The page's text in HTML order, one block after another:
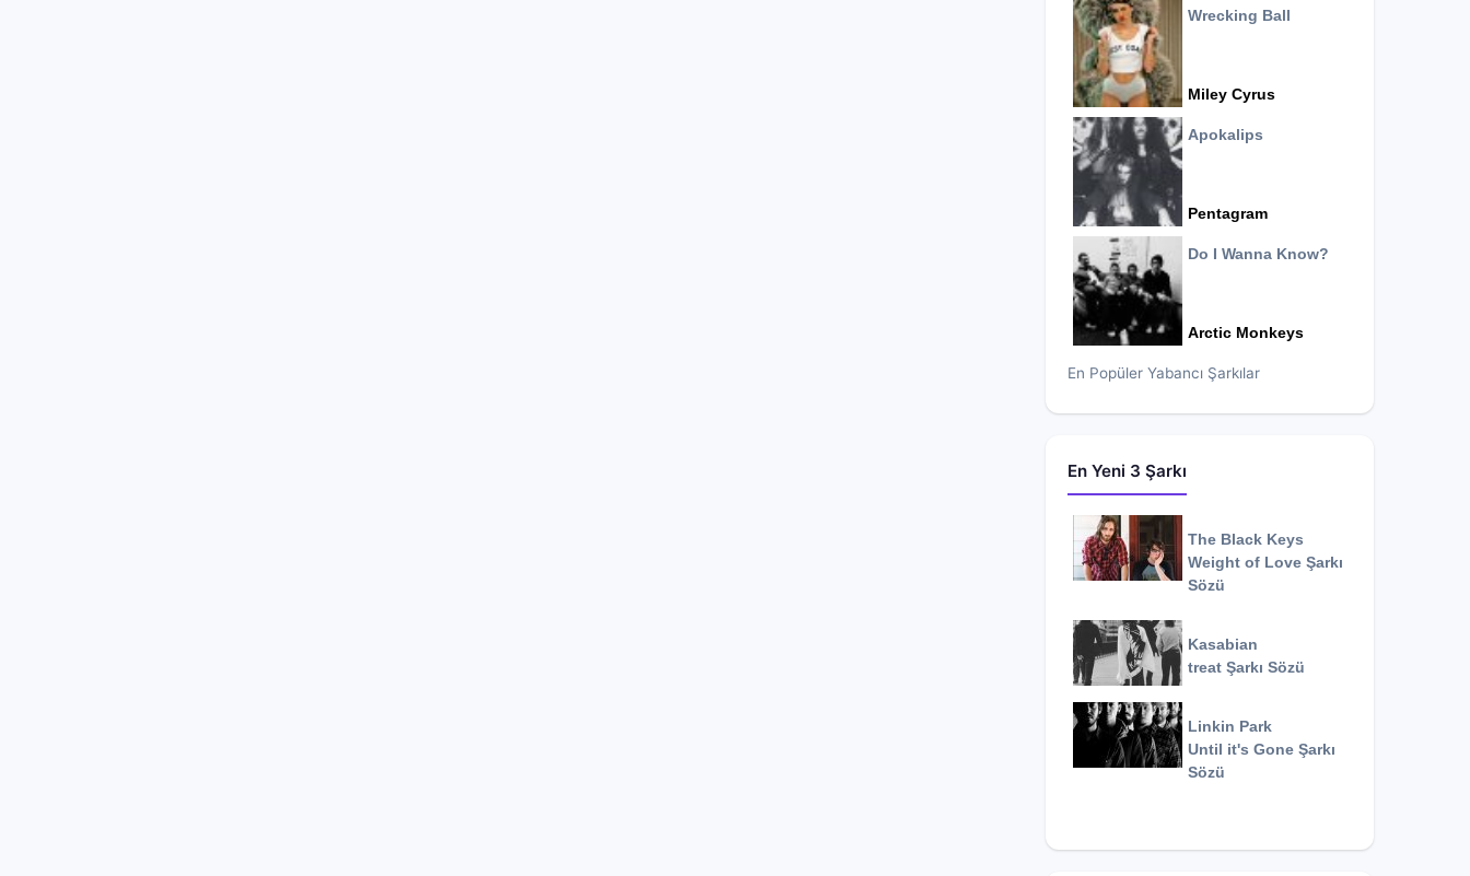
Wrecking Ball
Miley Cyrus
Apokalips
Pentagram
Do I Wanna Know?
Arctic Monkeys
En Popüler Yabancı Şarkılar
En Yeni 3 Şarkı
The Black Keys
Weight of Love Şarkı
Sözü
Kasabian
treat Şarkı Sözü
Linkin Park
Until it's Gone Şarkı
Sözü